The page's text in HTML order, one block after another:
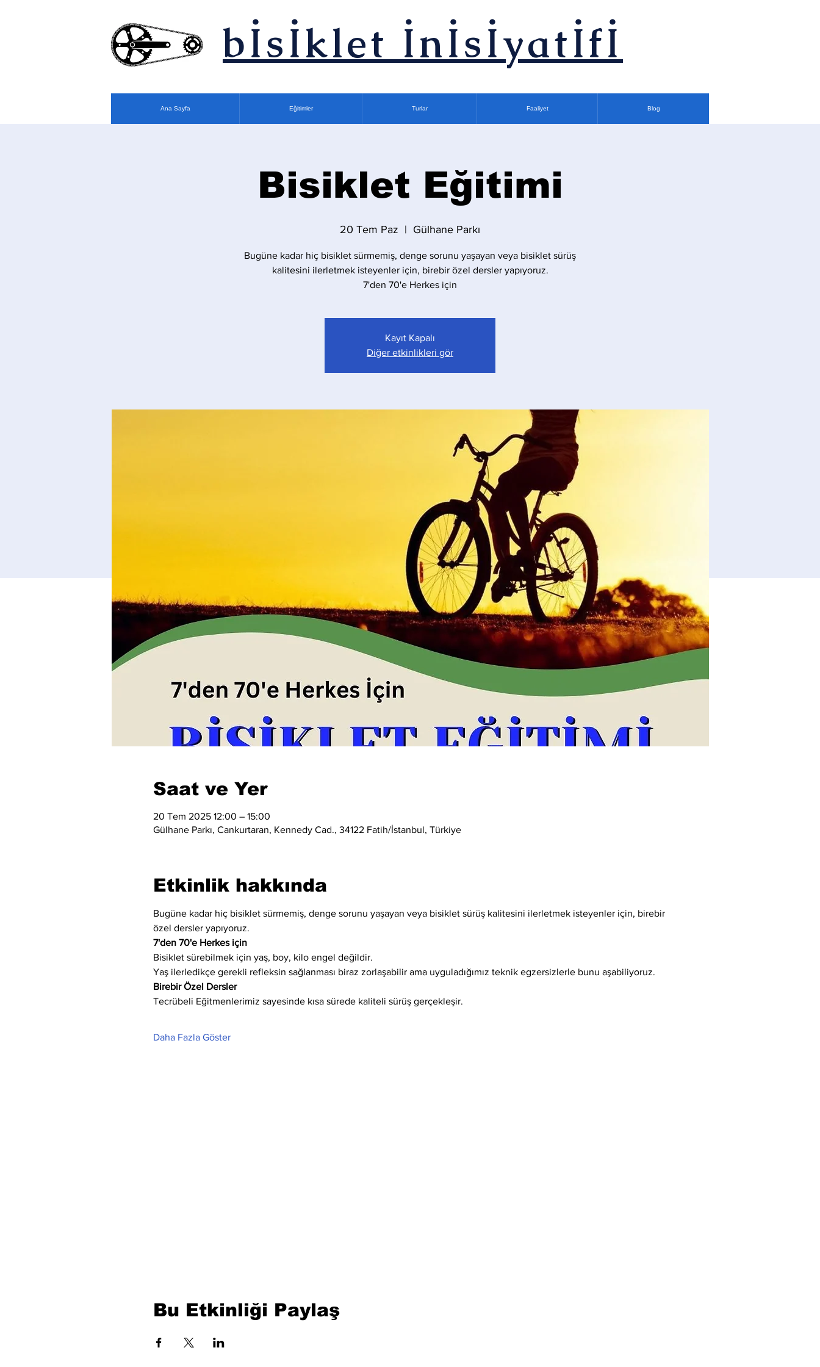
bİsİklet İnİsİyatİfİ
Ana Sayfa Eğitimler Turlar Faaliyet Blog
Bisiklet Eğitimi
20 Tem Paz
  |
Gülhane Parkı
Bugüne kadar hiç bisiklet sürmemiş, denge sorunu yaşayan veya bisiklet sürüş
kalitesini ilerletmek isteyenler için, birebir özel dersler yapıyoruz.
7'den 70'e Herkes için
Kayıt Kapalı
Diğer etkinlikleri gör
Saat ve Yer
20 Tem 2025 12:00 – 15:00
Gülhane Parkı, Cankurtaran, Kennedy Cad., 34122 Fatih/İstanbul, Türkiye
Etkinlik hakkında
Bugüne kadar hiç bisiklet sürmemiş, denge sorunu yaşayan veya bisiklet sürüş kalitesini ilerletmek isteyenler için, birebir
özel dersler yapıyoruz.
7'den 70'e Herkes için
Bisiklet sürebilmek için yaş, boy, kilo engel değildir.
Yaş ilerledikçe gerekli refleksin sağlanması biraz zorlaşabilir ama uyguladığımız teknik egzersizlerle bunu aşabiliyoruz.
Birebir Özel Dersler
Tecrübeli Eğitmenlerimiz sayesinde kısa sürede kaliteli sürüş gerçekleşir.
Daha Fazla Göster
Bu Etkinliği Paylaş